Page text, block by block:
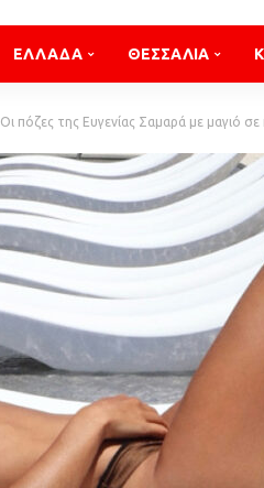
ΕΛΛΑΔΑ ΘΕΣΣΑΛΙΑ
Οι πόζες της Ευγενίας Σαμαρά με μαγιό